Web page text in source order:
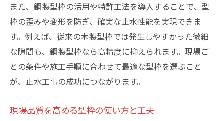
また、鋼製型枠の活用や特許工法を導入することで、型
枠の歪みや変形を防ぎ、確実な止水性能を実現できま
す。例えば、従来の木製型枠では発生しやすかった微細
な隙間も、鋼製型枠なら高精度に抑えられます。現場ご
との条件や施工手順に合わせて最適な型枠を選ぶこと
が、止水工事の成功につながります。
現場品質を高める型枠の使い方と工夫